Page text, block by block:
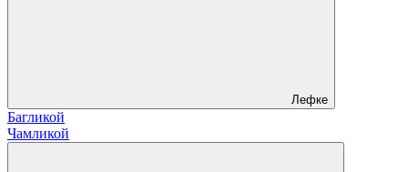
Лефке
Багликой
Чамликой